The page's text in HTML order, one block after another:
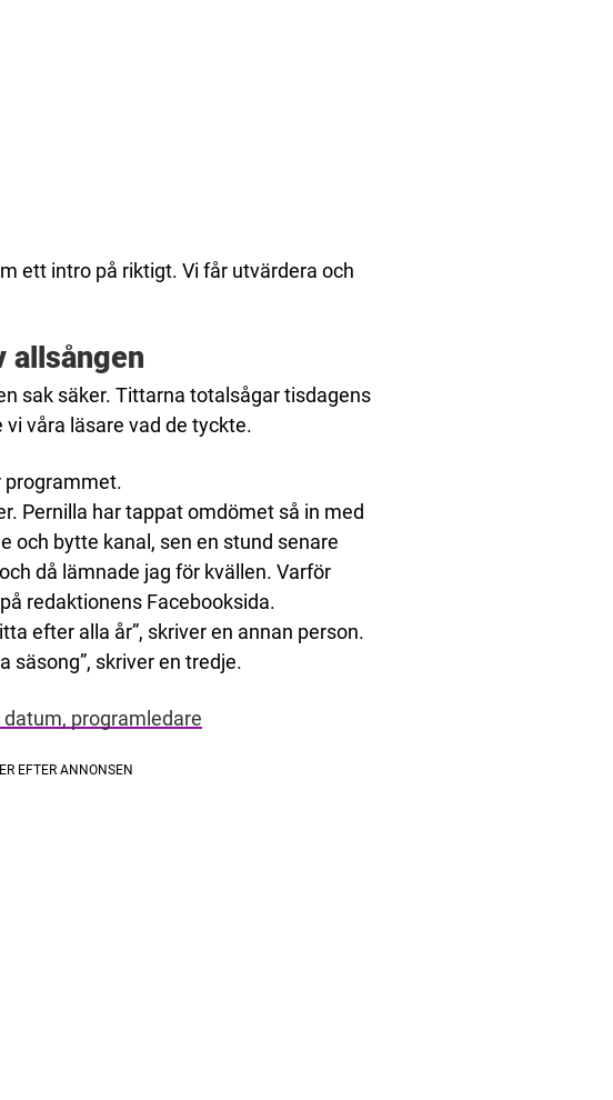
ett intro på riktigt. Vi får utvärdera och
allsången
sak säker. Tittarna totalsågar tisdagens
våra läsare vad de tyckte.
programmet.
Pernilla har tappat omdömet så in med
och bytte kanal, sen en stund senare
då lämnade jag för kvällen. Varför
redaktionens Facebooksida.
efter alla år”, skriver en annan person.
säsong”, skriver en tredje.
programledare